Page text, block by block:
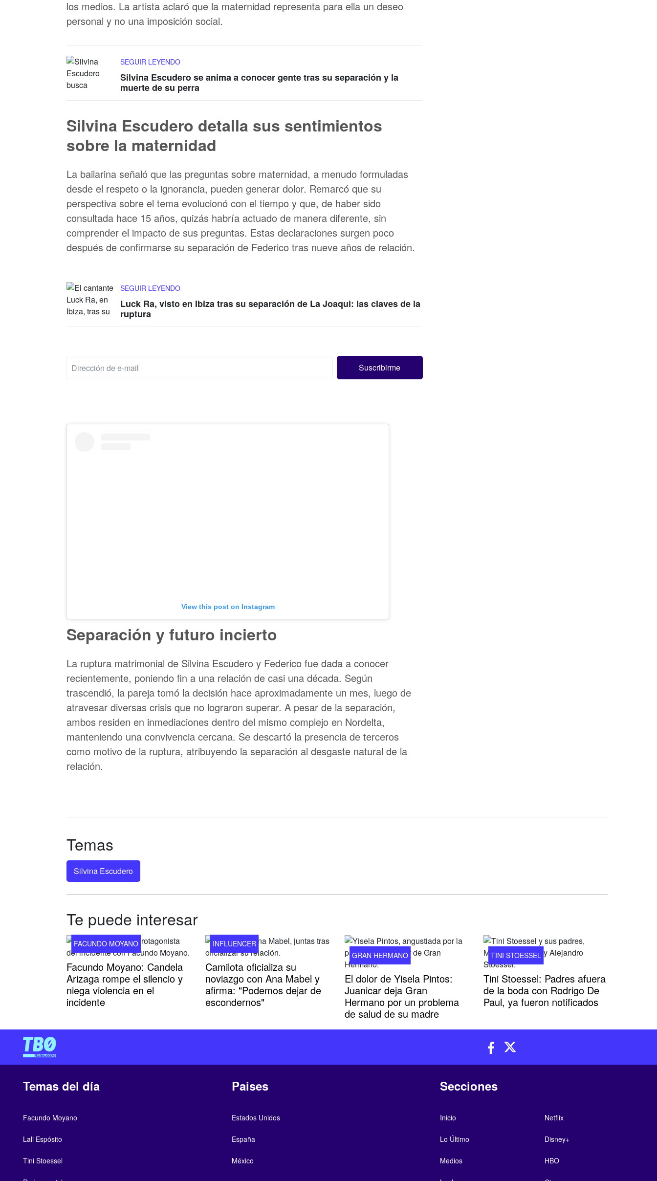
los medios. La artista aclaró que la maternidad representa para ella un deseo
personal y no una imposición social.
SEGUIR LEYENDO
Silvina Escudero se anima a conocer gente tras su separación y la
muerte de su perra
Silvina Escudero detalla sus sentimientos
sobre la maternidad
La bailarina señaló que las preguntas sobre maternidad, a menudo formuladas
desde el respeto o la ignorancia, pueden generar dolor. Remarcó que su
perspectiva sobre el tema evolucionó con el tiempo y que, de haber sido
consultada hace 15 años, quizás habría actuado de manera diferente, sin
comprender el impacto de sus preguntas. Estas declaraciones surgen poco
después de confirmarse su separación de Federico tras nueve años de relación.
SEGUIR LEYENDO
Luck Ra, visto en Ibiza tras su separación de La Joaqui: las claves de la
ruptura
View this post on Instagram
Separación y futuro incierto
La ruptura matrimonial de Silvina Escudero y Federico fue dada a conocer
recientemente, poniendo fin a una relación de casi una década. Según
trascendió, la pareja tomó la decisión hace aproximadamente un mes, luego de
atravesar diversas crisis que no lograron superar. A pesar de la separación,
ambos residen en inmediaciones dentro del mismo complejo en Nordelta,
manteniendo una convivencia cercana. Se descartó la presencia de terceros
como motivo de la ruptura, atribuyendo la separación al desgaste natural de la
relación.
Temas
Silvina Escudero
Te puede interesar
FACUNDO MOYANO
Facundo Moyano: Candela
Arizaga rompe el silencio y
niega violencia en el
incidente
INFLUENCER
Camilota oficializa su
noviazgo con Ana Mabel y
afirma: "Podemos dejar de
escondernos"
GRAN HERMANO
El dolor de Yisela Pintos:
Juanicar deja Gran
Hermano por un problema
de salud de su madre
TINI STOESSEL
Tini Stoessel: Padres afuera
de la boda con Rodrigo De
Paul, ya fueron notificados
Temas del día
Facundo Moyano
Lali Espósito
Tini Stoessel
Paises
Estados Unidos
España
México
Secciones
Inicio
Lo Último
Medios
Netflix
Disney+
HBO